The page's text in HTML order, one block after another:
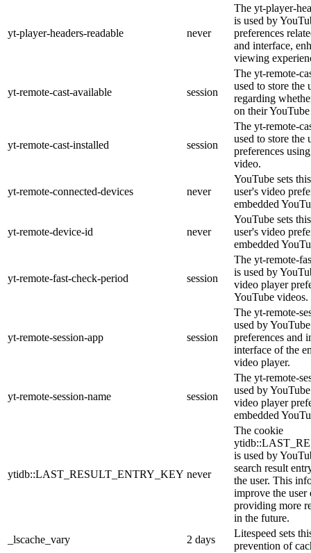
yt-player-headers-readable never
The yt-player-
is used by
preferences
and interface,
viewing
yt-remote-cast-available session
The yt-remote-
used to store the
regarding
on their
yt-remote-cast-installed session
The yt-remote-
used to store the
preferences
video.
yt-remote-connected-devices never
YouTube sets
user's video
embedded
yt-remote-device-id never
YouTube sets
user's video
embedded
yt-remote-fast-check-period session
The yt-remote-
is used by
video player
YouTube videos.
yt-remote-session-app session
The yt-remote-
used by
preferences and
interface of the
video player.
yt-remote-session-name session
The yt-remote-
used by
video player
embedded
ytidb::LAST_RESULT_ENTRY_KEY never
The cookie
is used by
search result
the user. This
improve the user
providing more
in the future.
_lscache_vary
2 days
Litespeed sets
prevention of